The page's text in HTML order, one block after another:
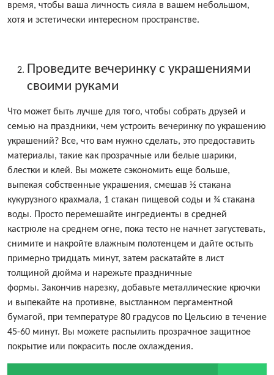
время, чтобы ваша личность сияла в вашем небольшом,
хотя и эстетически интересном пространстве.
Проведите вечеринку с украшениями
своими руками
Что может быть лучше для того, чтобы собрать друзей и
семью на праздники, чем устроить вечеринку по украшению
украшений? Все, что вам нужно сделать, это предоставить
материалы, такие как прозрачные или белые шарики,
блестки и клей. Вы можете сэкономить еще больше,
выпекая собственные украшения, смешав ½ стакана
кукурузного крахмала, 1 стакан пищевой соды и ¾ стакана
воды. Просто перемешайте ингредиенты в средней
кастрюле на среднем огне, пока тесто не начнет загустевать,
снимите и накройте влажным полотенцем и дайте остыть
примерно тридцать минут, затем раскатайте в лист
толщиной дюйма и нарежьте праздничные
формы. Закончив нарезку, добавьте металлические крючки
и выпекайте на противне, выстланном пергаментной
бумагой, при температуре 80 градусов по Цельсию в течение
45-60 минут. Вы можете распылить прозрачное защитное
покрытие или покрасить после охлаждения.